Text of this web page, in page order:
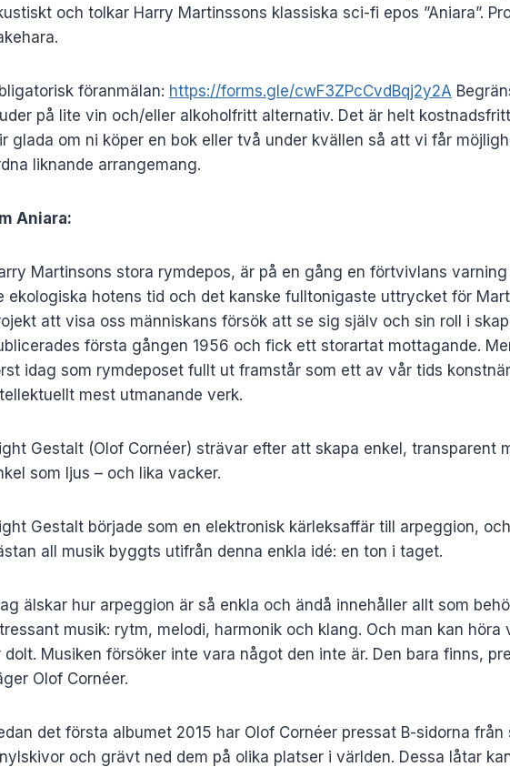
och tolkar Harry Martinssons klassiska sci-fi epos ”Aniara”.
föranmälan: https://forms.gle/cwF3ZPcCvdBqj2y2A
på lite vin och/eller alkoholfritt alternativ. Det är helt
glada om ni köper en bok eller två under kvällen så att vi får
liknande arrangemang.
Aniara:
Martinsons stora rymdepos, är på en gång en förtvivlans
ekologiska hotens tid och det kanske fulltonigaste uttrycket för
att visa oss människans försök att se sig själv och sin roll i
första gången 1956 och fick ett storartat mottagande.
idag som rymdeposet fullt ut framstår som ett av vår tids
mest utmanande verk.
Gestalt (Olof Cornéer) strävar efter att skapa enkel, transparent
som ljus – och lika vacker.
Gestalt började som en elektronisk kärleksaffär till arpeggion,
all musik byggts utifrån denna enkla idé: en ton i taget.
älskar hur arpeggion är så enkla och ändå innehåller allt som
musik: rytm, melodi, harmonik och klang. Och man kan höra
dolt. Musiken försöker inte vara något den inte är. Den bara finns,
Olof Cornéer.
det första albumet 2015 har Olof Cornéer pressat B-sidorna från
och grävt ned dem på olika platser i världen. Dessa låtar